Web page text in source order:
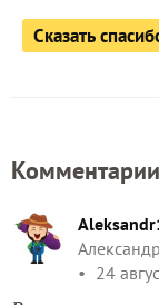
Сказать
Александр
24